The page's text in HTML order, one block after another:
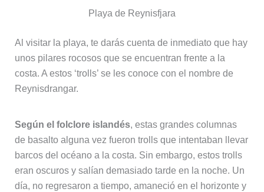
Playa de Reynisfjara
Al visitar la playa, te darás cuenta de inmediato que hay
unos pilares rocosos que se encuentran frente a la
costa. A estos ‘trolls’ se les conoce con el nombre de
Reynisdrangar.
Según el folclore islandés, estas grandes columnas
de basalto alguna vez fueron trolls que intentaban llevar
barcos del océano a la costa. Sin embargo, estos trolls
eran oscuros y salían demasiado tarde en la noche. Un
día, no regresaron a tiempo, amaneció en el horizonte y